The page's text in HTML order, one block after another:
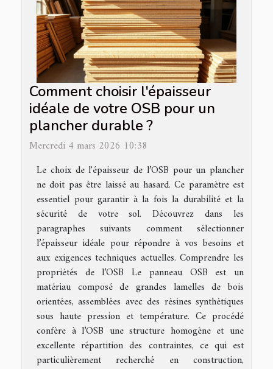
Comment choisir l'épaisseur
idéale de votre OSB pour un
plancher durable ?
Mercredi 4 mars 2026 10:38
Le choix de l'épaisseur de l’OSB pour un plancher
ne doit pas être laissé au hasard. Ce paramètre est
essentiel pour garantir à la fois la durabilité et la
sécurité de votre sol. Découvrez dans les
paragraphes suivants comment sélectionner
l’épaisseur idéale pour répondre à vos besoins et
aux exigences techniques actuelles. Comprendre les
propriétés de l’OSB Le panneau OSB est un
matériau composé de grandes lamelles de bois
orientées, assemblées avec des résines synthétiques
sous haute pression et température. Ce procédé
confère à l’OSB une structure homogène et une
excellente répartition des contraintes, ce qui est
particulièrement recherché en construction,